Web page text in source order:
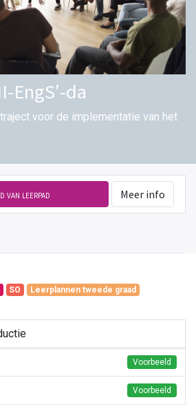
EngS'-da
voor de implementatie van het
van leerpad Meer info
SO
Leerplannen tweede graad
Voorbeeld
Voorbeeld